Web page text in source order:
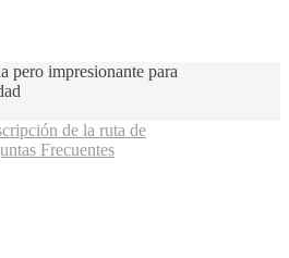
pero impresionante para
de la ruta de
Frecuentes